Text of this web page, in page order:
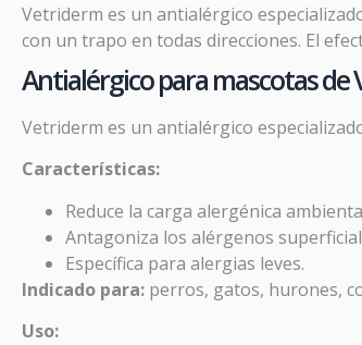
Vetriderm es un antialérgico
con un trapo en todas direcciones. El
Antialérgico para mascotas de
Vetriderm es un antialérgico
Características:
Reduce la carga alergénica
Antagoniza los alérgenos
Específica para alergias leves.
Indicado para: perros, gatos, hurones,
Uso: